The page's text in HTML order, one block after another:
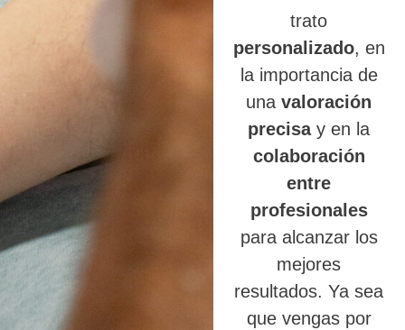
trato
personalizado, en
la importancia de
unavaloración
precisay en la
colaboración
entre
profesionales
para alcanzar los
mejores
resultados. Ya sea
que vengas por